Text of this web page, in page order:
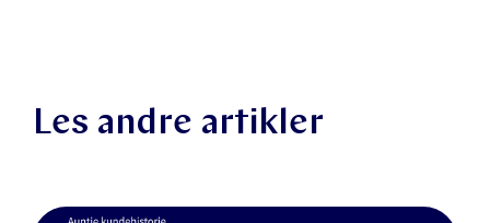
Les andre artikler